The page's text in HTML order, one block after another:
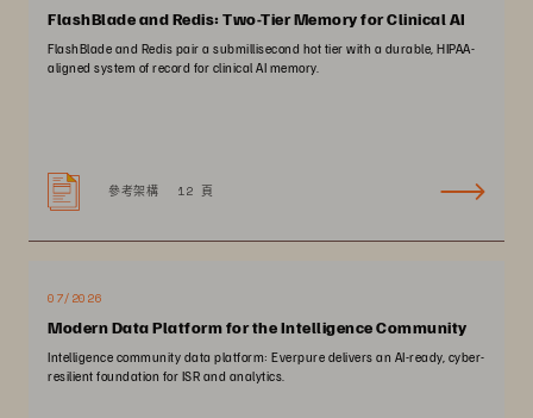
FlashBlade and Redis: Two-Tier Memory for Clinical AI
FlashBlade and Redis pair a submillisecond hot tier with a durable, HIPAA-
aligned system of record for clinical AI memory.
參考架構 12 頁
07/2026
Modern Data Platform for the Intelligence Community
Intelligence community data platform: Everpure delivers an AI-ready, cyber-
resilient foundation for ISR and analytics.